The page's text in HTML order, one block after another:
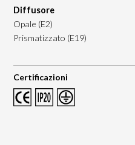
Diffusore
Opale (E2)
Prismatizzato (E19)
Certificazioni